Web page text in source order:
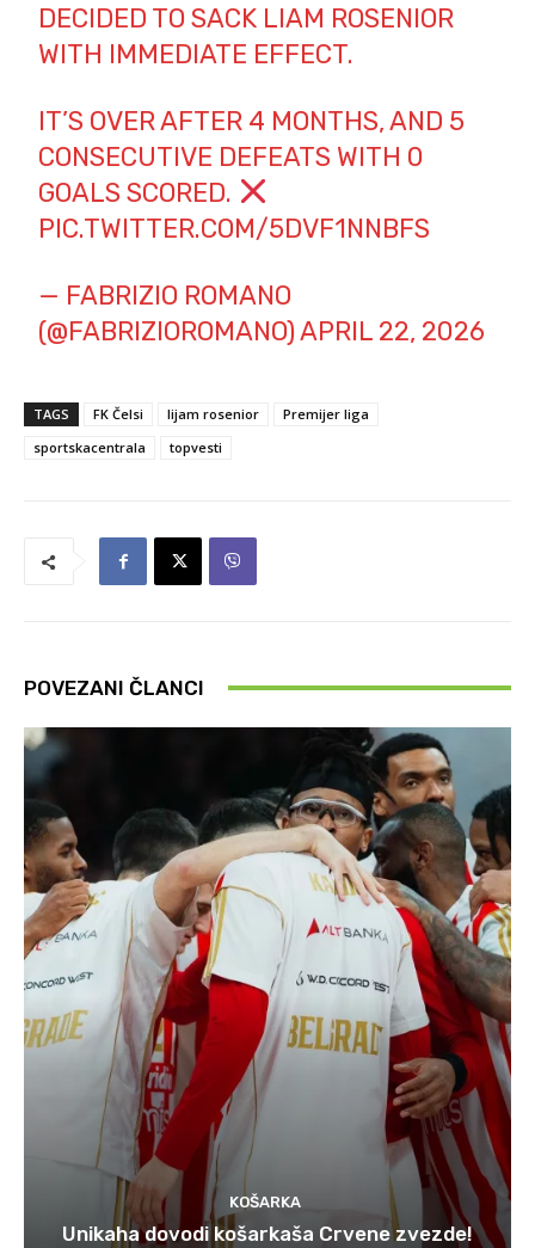
DECIDED TO SACK LIAM ROSENIOR
WITH IMMEDIATE EFFECT.
IT’S OVER AFTER 4 MONTHS, AND 5
CONSECUTIVE DEFEATS WITH 0
GOALS SCORED.
PIC.TWITTER.COM/5DVF1NNBFS
— FABRIZIO ROMANO
(@FABRIZIOROMANO)APRIL 22, 2026
TAGS FK Čelsi lijam rosenior
Premijer liga
sportskacentrala
topvesti
POVEZANI ČLANCI
KOŠARKA
Unikaha dovodi košarkaša Crvene zvezde!